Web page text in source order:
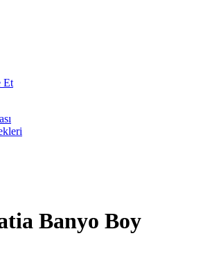
Et
Banyo Boy